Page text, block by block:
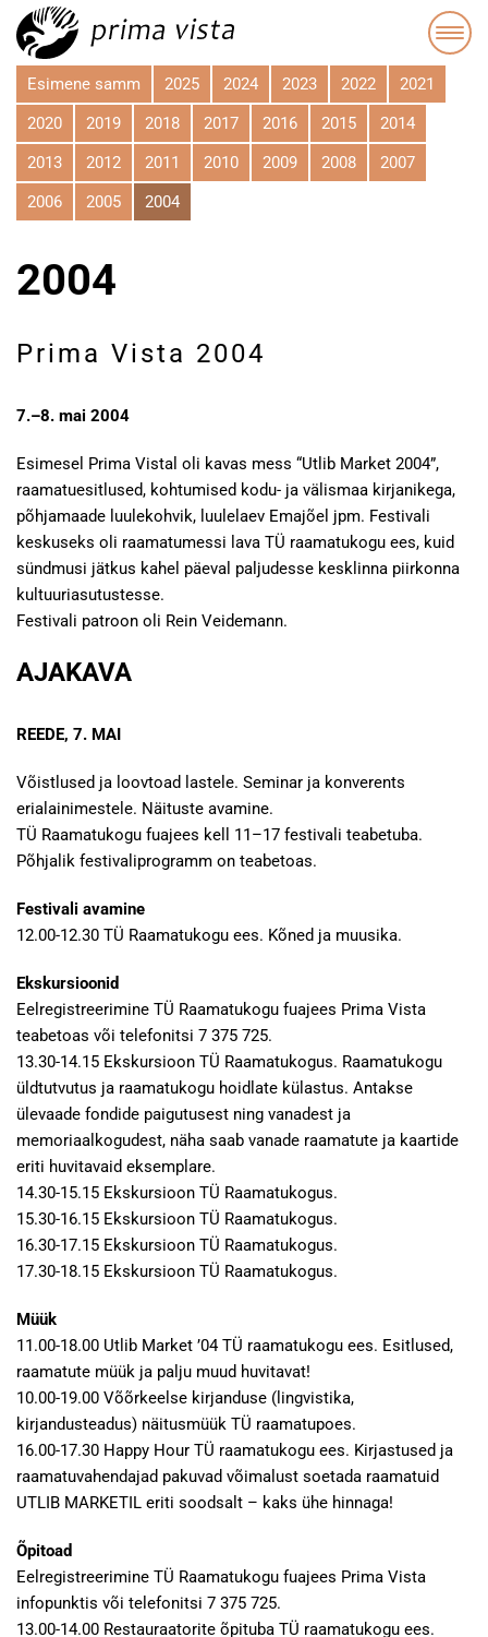
Esimene samm 2025 2024 2023 2022
2021
2020
2019 2018 2017 2016 2015
2014
2013
2012 2011 2010 2009 2008
2007
2006
2005 2004
2004
Prima Vista 2004
7.–8. mai 2004
Esimesel Prima Vistal oli kavas mess “Utlib Market 2004”,
raamatuesitlused, kohtumised kodu- ja välismaa kirjanikega,
põhjamaade luulekohvik, luulelaev Emajõel jpm. Festivali
keskuseks oli raamatumessi lava TÜ raamatukogu ees, kuid
sündmusi jätkus kahel päeval paljudesse kesklinna piirkonna
kultuuriasutustesse.
Festivali patroon oli Rein Veidemann.
AJAKAVA
REEDE, 7. MAI
Võistlused ja loovtoad lastele. Seminar ja konverents
erialainimestele. Näituste avamine.
TÜ Raamatukogu fuajees kell 11–17 festivali teabetuba.
Põhjalik festivaliprogramm on teabetoas.
Festivali avamine
12.00-12.30 TÜ Raamatukogu ees. Kõned ja muusika.
Ekskursioonid
Eelregistreerimine TÜ Raamatukogu fuajees Prima Vista
teabetoas või telefonitsi 7 375 725.
13.30-14.15 Ekskursioon TÜ Raamatukogus. Raamatukogu
üldtutvutus ja raamatukogu hoidlate külastus. Antakse
ülevaade fondide paigutusest ning vanadest ja
memoriaalkogudest, näha saab vanade raamatute ja kaartide
eriti huvitavaid eksemplare.
14.30-15.15 Ekskursioon TÜ Raamatukogus.
15.30-16.15 Ekskursioon TÜ Raamatukogus.
16.30-17.15 Ekskursioon TÜ Raamatukogus.
17.30-18.15 Ekskursioon TÜ Raamatukogus.
Müük
11.00-18.00 Utlib Market ’04 TÜ raamatukogu ees. Esitlused,
raamatute müük ja palju muud huvitavat!
10.00-19.00 Võõrkeelse kirjanduse (lingvistika,
kirjandusteadus) näitusmüük TÜ raamatupoes.
16.00-17.30 Happy Hour TÜ raamatukogu ees. Kirjastused ja
raamatuvahendajad pakuvad võimalust soetada raamatuid
UTLIB MARKETIL eriti soodsalt – kaks ühe hinnaga!
Õpitoad
Eelregistreerimine TÜ Raamatukogu fuajees Prima Vista
infopunktis või telefonitsi 7 375 725.
13.00-14.00 Restauraatorite õpituba TÜ raamatukogu ees.